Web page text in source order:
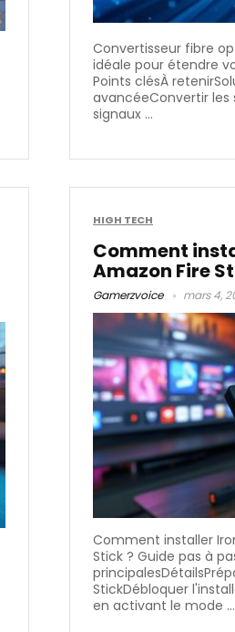
Convertisseur fibre
idéale pour étendre
Points clésÀ
avancéeConvertir les
signaux ...
HIGH TECH
Comment
Amazon Fire
Gamerzvoice mars 4,
Comment installer
Stick ? Guide pas à
StickDébloquer
en activant le mode ...